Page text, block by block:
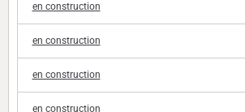
en construction
en construction
en construction
en construction